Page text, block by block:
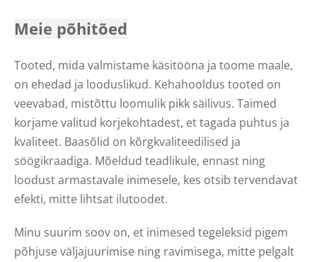
Meie põhitõed
Tooted, mida valmistame käsitööna ja toome maale,
on ehedad ja looduslikud. Kehahooldus tooted on
veevabad, mistõttu loomulik pikk säilivus. Taimed
korjame valitud korjekohtadest, et tagada puhtus ja
kvaliteet. Baasõlid on kõrgkvaliteedilised ja
söögikraadiga. Mõeldud teadlikule, ennast ning
loodust armastavale inimesele, kes otsib tervendavat
efekti, mitte lihtsat ilutoodet.
Minu suurim soov on, et inimesed tegeleksid pigem
põhjuse väljajuurimise ning ravimisega, mitte pelgalt